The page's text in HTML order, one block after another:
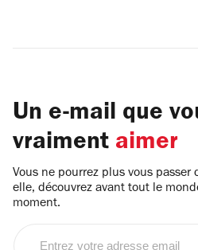
Un e-mail que
vraiment aimer
Vous ne pourrez plus vous passer
elle, découvrez avant tout le
moment.